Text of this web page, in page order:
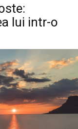
lui intr-o